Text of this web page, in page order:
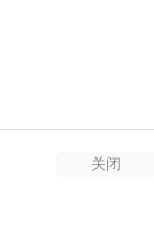
关闭